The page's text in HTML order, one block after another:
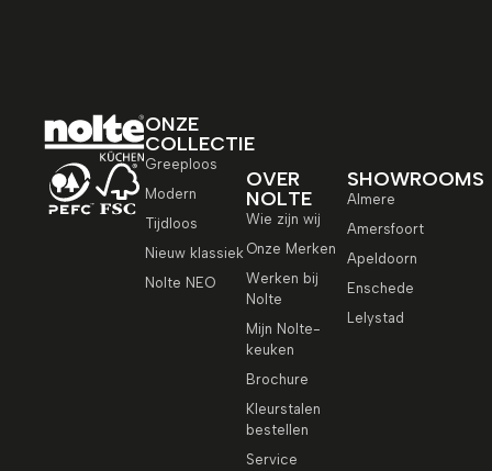
ONZE
COLLECTIE
Greeploos
Modern
Tijdloos
Nieuw klassiek
Nolte NEO
OVER
NOLTE
Wie zijn wij
Onze Merken
Werken bij
Nolte
Mijn Nolte-
keuken
Brochure
Kleurstalen
bestellen
Service
SHOWROOMS
Almere
Amersfoort
Apeldoorn
Enschede
Lelystad